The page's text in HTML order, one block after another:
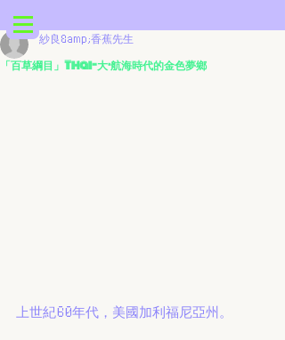
「百草綱目」Thai-大·航海時代的金色夢鄉
紗良&amp;香蕉先生
上世紀60年代，美國加利福尼亞州。